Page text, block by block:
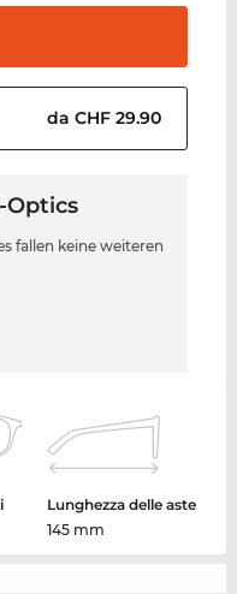
da CHF 29.90
Optics
fallen keine weiteren
Lunghezza delle aste
145 mm